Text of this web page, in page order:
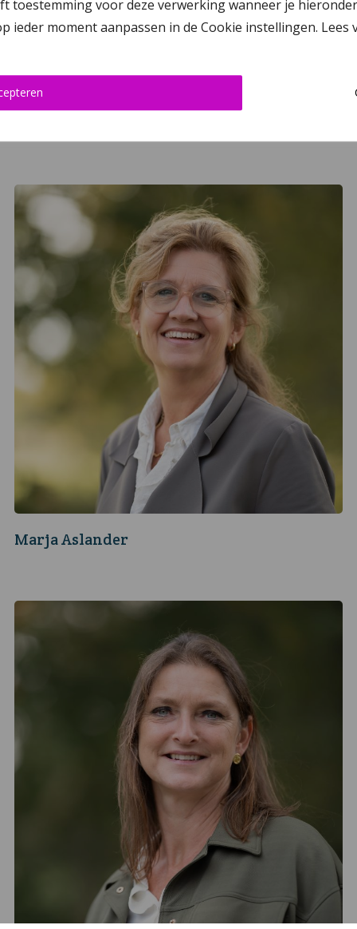
toestemming voor deze verwerking wanneer je hieronder
ieder moment aanpassen in de Cookie instellingen.
Marja Aslander